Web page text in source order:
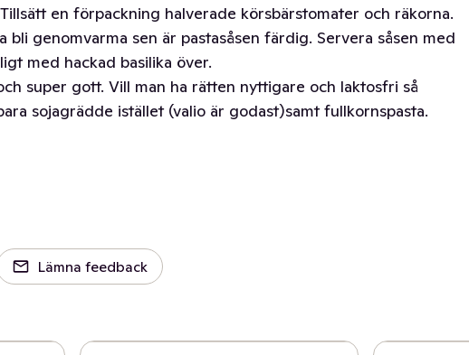
en förpackning halverade körsbärstomater och räkorna.
bli genomvarma sen är pastasåsen färdig. Servera såsen med
med hackad basilika över.
super gott. Vill man ha rätten nyttigare och laktosfri så
sojagrädde istället (valio är godast)samt fullkornspasta.
Lämna feedback